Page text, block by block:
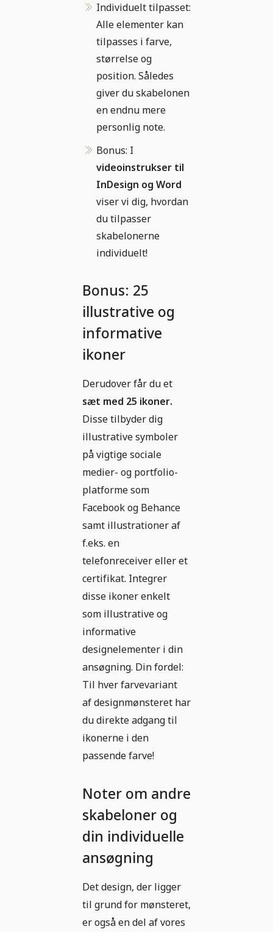
Individuelt tilpasset:
Alle elementer kan
tilpasses i farve,
størrelse og
position. Således
giver du skabelonen
en endnu mere
personlig note.
Bonus: I
videoinstrukser til
InDesign og Word
viser vi dig, hvordan
du tilpasser
skabelonerne
individuelt!
Bonus: 25
illustrative og
informative
ikoner
Derudover får du et
sæt med 25 ikoner.
Disse tilbyder dig
illustrative symboler
på vigtige sociale
medier- og portfolio-
platforme som
Facebook og Behance
samt illustrationer af
f.eks. en
telefonreceiver eller et
certifikat. Integrer
disse ikoner enkelt
som illustrative og
informative
designelementer i din
ansøgning. Din fordel:
Til hver farvevariant
af designmønsteret har
du direkte adgang til
ikonerne i den
passende farve!
Noter om andre
skabeloner og
din individuelle
ansøgning
Det design, der ligger
til grund for mønsteret,
er også en del af vores